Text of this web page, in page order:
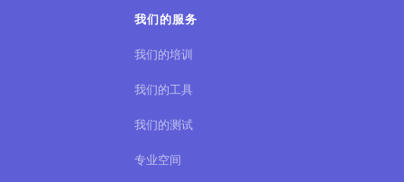
我们的服务
我们的培训
我们的工具
我们的测试
专业空间